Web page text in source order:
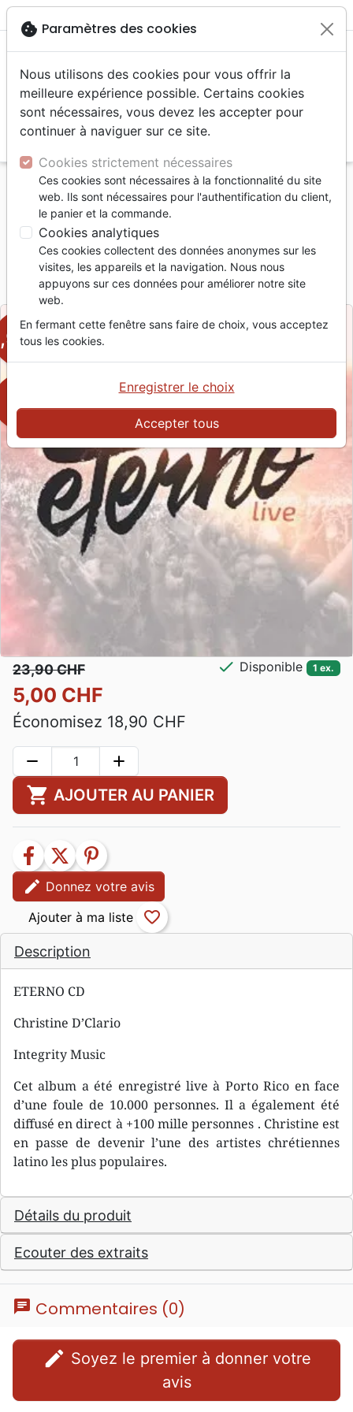
menu
Accueil Musique CD anglais ETERNO CD
ETERNO CD
CHRISTINE D'CLARIO
Référence INT2072 EAN0000768620724
EditeurIntegrity Music
Description
ETERNO CD
Christine D’Clario
Integrity Music
Cet album a été enregistré live à Porto Rico en face
d’une foule de 10.000 personnes. Il a également été
diffusé en direct à +100 mille personnes . Christine est
en passe de devenir l’une des artistes chrétiennes
latino les plus populaires.
Détails du produit
Ecouter des extraits
CHF
play_arrow
23,90 CHF
5,00 CHF
Économisez 18,90 CHF
check Disponible 1 ex.
remove add
shopping_cart AJOUTER AU PANIER
facebook twitter
pinterest
edit Donnez votre avis
favorite_border
chat Commentaires (0)
edit
avis
cookie Paramètres des cookies
Nous utilisons des cookies pour vous offrir la
meilleure expérience possible. Certains cookies
sont nécessaires, vous devez les accepter pour
continuer à naviguer sur ce site.
Cookies strictement nécessaires
Ces cookies sont nécessaires à la fonctionnalité du site
web. Ils sont nécessaires pour l'authentification du client,
le panier et la commande.
Cookies analytiques
Ces cookies collectent des données anonymes sur les
visites, les appareils et la navigation. Nous nous
appuyons sur ces données pour améliorer notre site
web.
En fermant cette fenêtre sans faire de choix, vous acceptez
tous les cookies.
Accepter tous
Enregistrer le choix